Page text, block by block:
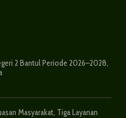
2 Bantul Periode 2026–2028,
Masyarakat, Tiga Layanan